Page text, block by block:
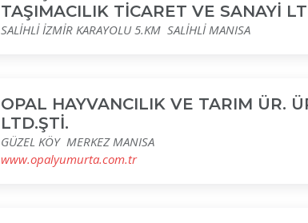
TAŞIMACILIK TİCARET VE SANAYİ
SALİHLİ İZMİR KARAYOLU 5.KM SALİHLİ MANISA
OPAL HAYVANCILIK VE TARIM ÜR.
LTD.ŞTİ.
GÜZEL KÖY MERKEZ MANISA
www.opalyumurta.com.tr